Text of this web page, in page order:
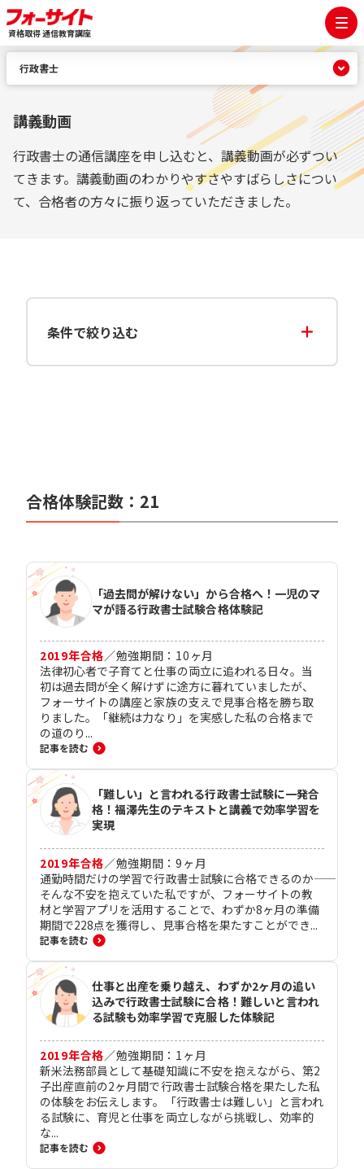
資格取得 通信教育講座
講義動画
行政書士の通信講座を申し込むと、講義動画が必ずつい
てきます。講義動画のわかりやすさやすばらしさについ
て、合格者の方々に振り返っていただきました。
条件で絞り込む
合格体験記数： 21
「過去問が解けない」から合格へ！一児のマ
マが語る行政書士試験合格体験記
2019年合格／勉強期間： 10 ヶ月
法律初心者で子育てと仕事の両立に追われる日々。当
初は過去問が全く解けずに途方に暮れていましたが、
フォーサイトの講座と家族の支えで見事合格を勝ち取
りました。「継続は力なり」を実感した私の合格まで
の道のり...
記事を読む
「難しい」と言われる行政書士試験に一発合
格！福澤先生のテキストと講義で効率学習を
実現
2019年合格／勉強期間：9 ヶ月
通勤時間だけの学習で行政書士試験に合格できるのか――
そんな不安を抱えていた私ですが、フォーサイトの教
材と学習アプリを活用することで、わずか8ヶ月の準備
期間で228点を獲得し、見事合格を果たすことができ...
記事を読む
仕事と出産を乗り越え、わずか2ヶ月の追い
込みで行政書士試験に合格！難しいと言われ
る試験も効率学習で克服した体験記
2019年合格／勉強期間： 1 ヶ月
新米法務部員として基礎知識に不安を抱えながら、第2
子出産直前の2ヶ月間で行政書士試験合格を果たした私
の体験をお伝えします。「行政書士は難しい」と言われ
る試験に、育児と仕事を両立しながら挑戦し、効率的
な...
記事を読む
行政書士